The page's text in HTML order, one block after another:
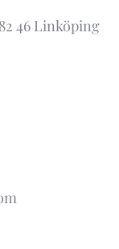
46 Linköping